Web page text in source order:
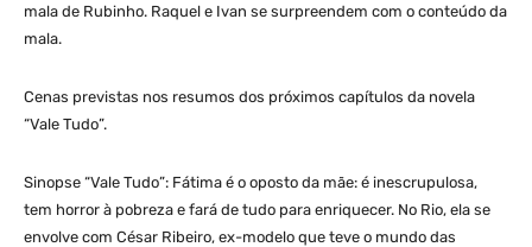
mala de Rubinho. Raquel e Ivan se surpreendem com o conteúdo da
mala.
Cenas previstas nos resumos dos próximos capítulos da novela
“Vale Tudo”.
Sinopse “Vale Tudo”: Fátima é o oposto da mãe: é inescrupulosa,
tem horror à pobreza e fará de tudo para enriquecer. No Rio, ela se
envolve com César Ribeiro, ex-modelo que teve o mundo das